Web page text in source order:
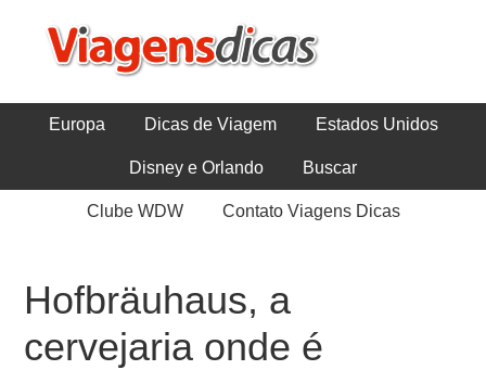
Europa Dicas de Viagem Estados Unidos
Disney e Orlando Buscar
Clube WDW Contato Viagens Dicas
Hofbräuhaus, a
cervejaria onde é